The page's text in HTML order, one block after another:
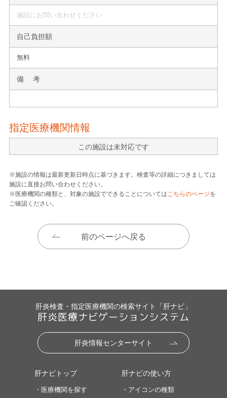
施設にお問い合わせください
自己負担額
無料
備 考
指定医療機関情報
この施設は未対応です
※施設の情報は最新更新日時点に基づきます。検査等の詳細につきましては
施設に直接お問い合わせください。
※医療機関の種類と、対象の施設でできることについてはこちらのページを
ご確認ください。
前のページへ戻る
肝炎検査・指定医療機関の検索サイト「肝ナビ」
肝炎医療ナビゲーションシステム
肝炎情報センターサイト
肝ナビトップ
・医療機関を探す
肝ナビの使い方
・アイコンの種類